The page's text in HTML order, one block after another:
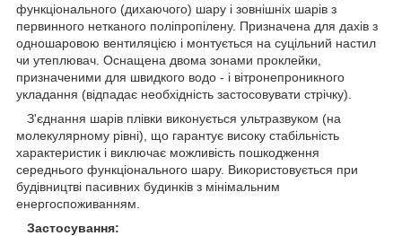
функціонального (дихаючого) шару і зовнішніх шарів з
первинного нетканого поліпропілену. Призначена для дахів з
одношаровою вентиляцією і монтується на суцільний настил
чи утеплювач. Оснащена двома зонами проклейки,
призначеними для швидкого водо - і вітронепроникного
укладання (відпадає необхідність застосовувати стрічку).
З'єднання шарів плівки виконується ультразвуком (на
молекулярному рівні), що гарантує високу стабільність
характеристик і виключає можливість пошкодження
середнього функціонального шару. Використовується при
будівництві пасивних будинків з мінімальним
енергоспоживанням.
Застосування: